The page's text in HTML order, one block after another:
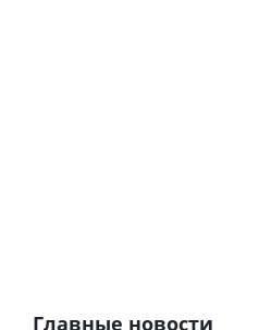
Главные новости